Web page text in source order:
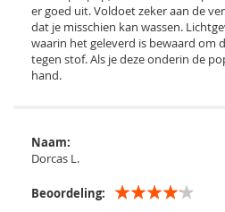
er goed uit. Voldoet zeker aan de
dat je misschien kan wassen.
waarin het geleverd is bewaard om
tegen stof. Als je deze onderin de
hand.
Naam:
Dorcas L.
Beoordeling: